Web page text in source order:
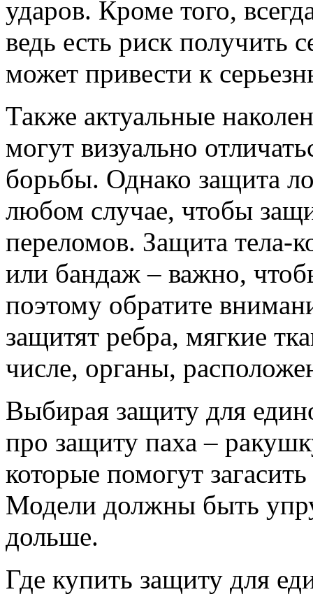
ударов. Кроме того,
ведь есть риск получить
может привести к
Также актуальные
могут визуально
борьбы. Однако защита
любом случае, чтобы
переломов. Защита тела-
или бандаж – важно,
поэтому обратите
защитят ребра, мягкие
числе, органы,
Выбирая защиту для
про защиту паха –
которые помогут
Модели должны быть
дольше.
Где купить защиту для